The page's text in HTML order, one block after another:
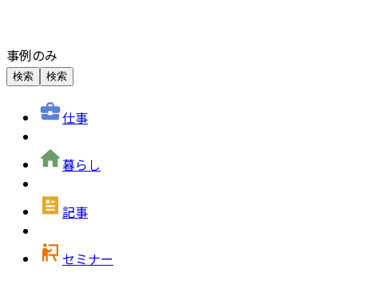
事例のみ
検索 検索
仕事
暮らし
記事
セミナー